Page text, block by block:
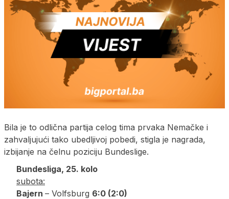
Bila je to odlična partija celog tima prvaka Nemačke i
zahvaljujući tako ubedljivoj pobedi, stigla je nagrada,
izbijanje na čelnu poziciju Bundeslige.
Bundesliga, 25. kolo
subota:
Bajern – Volfsburg 6:0 (2:0)